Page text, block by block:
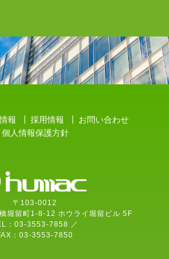
報 採用情報
お問い合わせ
個人情報保護方針
〒103-0012
堀留町1-8-12 ホウライ堀留ビル 5F
：03-3553-7858 ／
：03-3553-7850